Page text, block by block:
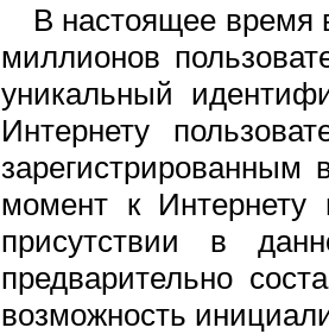
В настоящее время
миллионов
уникальный
Интернету
момент к Интернету
присутствии в
предварительно
возможность